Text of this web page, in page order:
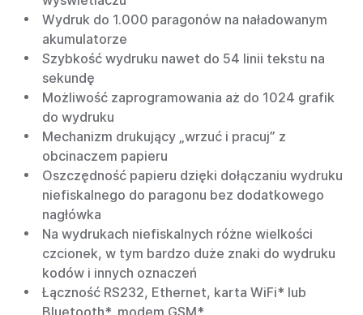
Wydruk do 1.000 paragonów na naładowanym
akumulatorze
Szybkość wydruku nawet do 54 linii tekstu na
sekundę
Możliwość zaprogramowania aż do 1024 grafik
do wydruku
Mechanizm drukujący „wrzuć i pracuj” z
obcinaczem papieru
Oszczędność papieru dzięki dołączaniu wydruku
niefiskalnego do paragonu bez dodatkowego
nagłówka
Na wydrukach niefiskalnych różne wielkości
czcionek, w tym bardzo duże znaki do wydruku
kodów i innych oznaczeń
Łączność RS232, Ethernet, karta WiFi* lub